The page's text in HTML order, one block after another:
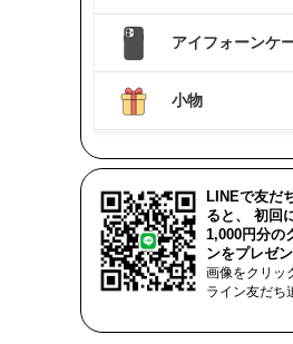
アイフォーンケ
小物
LINEで友だ
ると、 初回
1,000円分の
ンをプレゼン
画像をクリッ
ライン友だち